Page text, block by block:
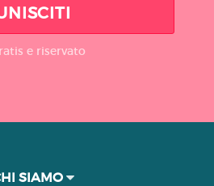
e riservato
SIAMO